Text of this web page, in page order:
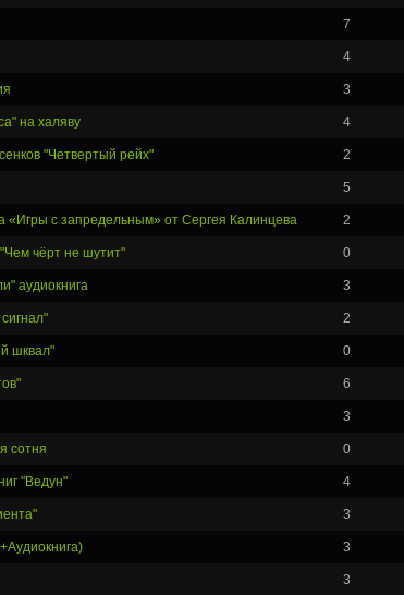
7
4
3
на халяву 4
"Четвертый рейх" 2
5
«Игры с запредельным» от Сергея Калинцева 2
чёрт не шутит" 0
аудиокнига 3
2
шквал" 0
6
3
сотня 0
"Ведун" 4
3
3
3